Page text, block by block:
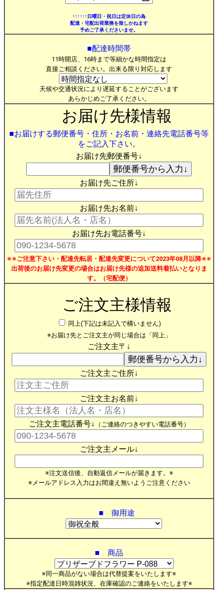
↑↑↑↑↑↑日曜日・祝日は定休日の為
配達・宅配出荷業務を致しかねます
予めご了承くださいませ。
■配達時間帯
11時開店、16時まで等細かな時間指定は
直接ご相談ください。出来る限り対応します
天候や交通状況により遅延することがございます
あらかじめご了承ください。
お届け先様情報
■お届けする郵便番号・住所・お名前・連絡先電話番号等
をご記入下さい。
お届け先郵便番号↓
お届け先ご住所↓
お届け先お名前↓
お届け先お電話番号↓
※※ご注意下さい・配達先転居・配達先変更について2023年08月以降※※
出荷後のお届け先変更の場合はお届け先様の追加送料着払いとなりま
す。（宅配便）
ご注文主様情報
同上(下記は未記入で構いません)
※お届け先とご注文主が同じ場合は「同上」
ご注文主〒↓
ご注文主ご住所↓
ご注文主お名前↓
ご注文主電話番号↓ （ご連絡のつきやすい電話番号）
ご注文主メール↓
※注文送信後、自動返信メールが届きます。※
※メールアドレス入力はお間違え無いようご注意ください
■ 御用途
■ 商品
※同一商品がない場合は代替提案をいたします※
※指定配達日時混雑状況、在庫確認のご連絡をいたします※